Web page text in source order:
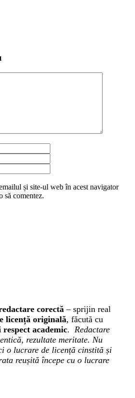
web
și site-ul web în acest navigator
să comentez.
corectă– sprijin real
licență originală, făcută cu
academic. Redactare
rezultate meritate. Nu
o lucrare de licență cinstită și
reușită începe cu o lucrare